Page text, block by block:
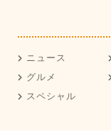
ニュース
グルメ
スペシャル